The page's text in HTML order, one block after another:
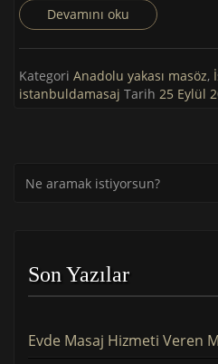
Devamını oku
Kategori Anadolu yakası masöz,
istanbuldamasaj Tarih 25 Eylül
Son Yazılar
Evde Masaj Hizmeti Veren